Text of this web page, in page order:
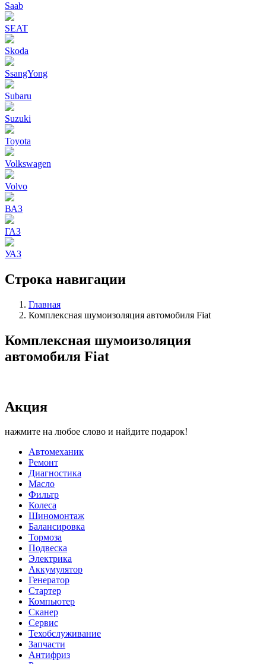
Saab
SEAT
Skoda
SsangYong
Subaru
Suzuki
Toyota
Volkswagen
Volvo
ВАЗ
ГАЗ
УАЗ
Строка навигации
Главная
Комплексная шумоизоляция автомобиля Fiat
Комплексная шумоизоляция
автомобиля Fiat
Акция
нажмите на любое слово и найдите подарок!
Автомеханик
Ремонт
Диагностика
Масло
Фильтр
Колеса
Шиномонтаж
Балансировка
Тормоза
Подвеска
Электрика
Аккумулятор
Генератор
Стартер
Компьютер
Сканер
Сервис
Техобслуживание
Запчасти
Антифриз